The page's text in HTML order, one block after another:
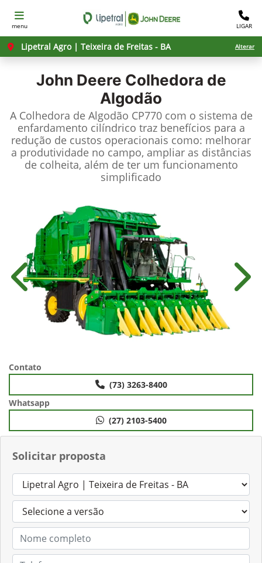
menu LIGAR
Lipetral Agro | Teixeira de Freitas - BA Alterar
John Deere Colhedora de
Algodão
A Colhedora de Algodão CP770 com o sistema de
enfardamento cilíndrico traz benefícios para a
redução de custos operacionais como: melhorar
a produtividade no campo, ampliar as distâncias
de colheita, além de ter um funcionamento
simplificado
Solicitar proposta
Anterior
Contato
(73) 3263-8400
Whatsapp
(27) 2103-5400